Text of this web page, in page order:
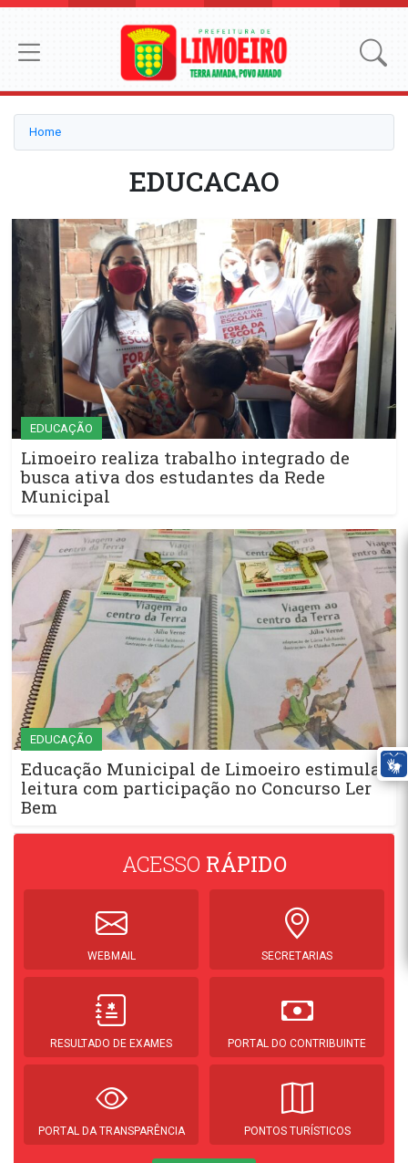
Home
EDUCACAO
EDUCAÇÃO
Limoeiro realiza trabalho integrado de
busca ativa dos estudantes da Rede
Municipal
EDUCAÇÃO
Educação Municipal de Limoeiro estimula
leitura com participação no Concurso Ler
Bem
ACESSO RÁPIDO
WEBMAIL SECRETARIAS
RESULTADO DE EXAMES PORTAL DO CONTRIBUINTE
PORTAL DA TRANSPARÊNCIA PONTOS TURÍSTICOS